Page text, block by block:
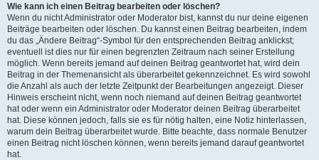
Wie kann ich einen Beitrag bearbeiten oder löschen?
Wenn du nicht Administrator oder Moderator bist, kannst du nur deine eigenen
Beiträge bearbeiten oder löschen. Du kannst einen Beitrag bearbeiten, indem
du das „Ändere Beitrag“-Symbol für den entsprechenden Beitrag anklickst;
eventuell ist dies nur für einen begrenzten Zeitraum nach seiner Erstellung
möglich. Wenn bereits jemand auf deinen Beitrag geantwortet hat, wird dein
Beitrag in der Themenansicht als überarbeitet gekennzeichnet. Es wird sowohl
die Anzahl als auch der letzte Zeitpunkt der Bearbeitungen angezeigt. Dieser
Hinweis erscheint nicht, wenn noch niemand auf deinen Beitrag geantwortet
hat oder wenn ein Administrator oder Moderator deinen Beitrag überarbeitet
hat. Diese können jedoch, falls sie es für nötig halten, eine Notiz hinterlassen,
warum dein Beitrag überarbeitet wurde. Bitte beachte, dass normale Benutzer
einen Beitrag nicht löschen können, wenn bereits jemand darauf geantwortet
hat.